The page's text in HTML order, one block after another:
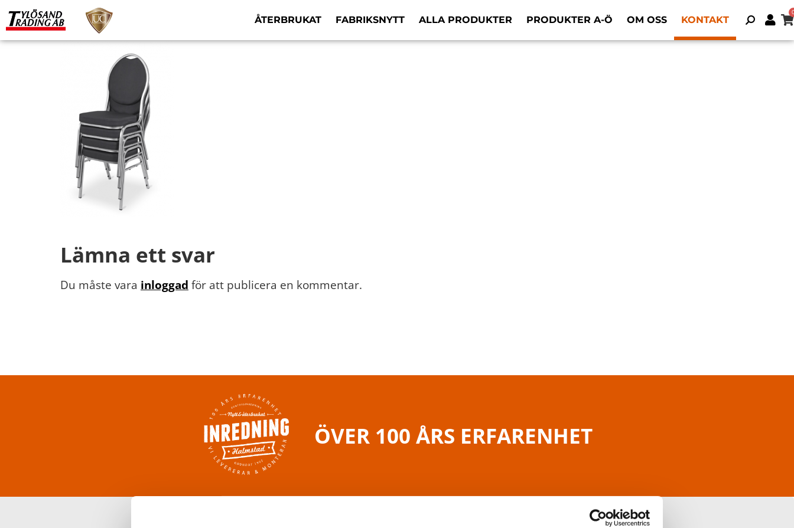
ÅTERBRUKAT FABRIKSNYTT ALLA PRODUKTER PRODUKTER A-Ö OM OSS KONTAKT
Lämna ett svar
Du måste vara inloggad för att publicera en kommentar.
ÖVER 100 ÅRS ERFARENHET